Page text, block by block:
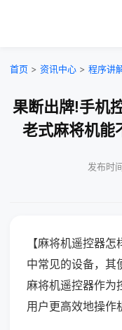
首页 > 资讯中心 > 程序讲
果断出牌!手机
老式麻将机能
发布时
【麻将机遥控器
中常见的设备，其
麻将机遥控器作为
用户更高效地操作